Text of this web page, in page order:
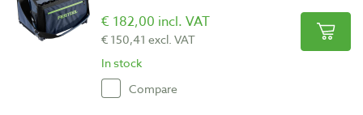
€ 182,00 incl. VAT
€ 150,41 excl. VAT
In stock
Compare